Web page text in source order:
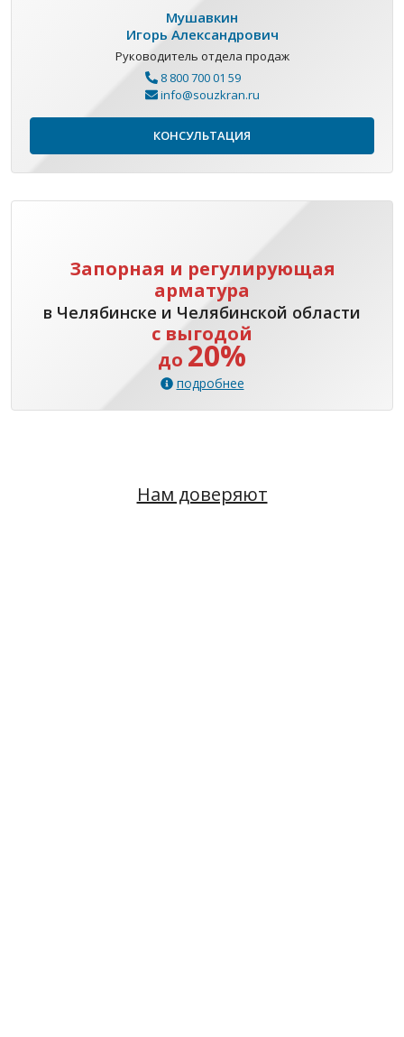
Мушавкин
Игорь Александрович
Руководитель отдела продаж
8 800 700 01 59
info@souzkran.ru
КОНСУЛЬТАЦИЯ
Запорная и регулирующая
арматура
в Челябинске и Челябинской области
с выгодой
до 20%
подробнее
Нам доверяют